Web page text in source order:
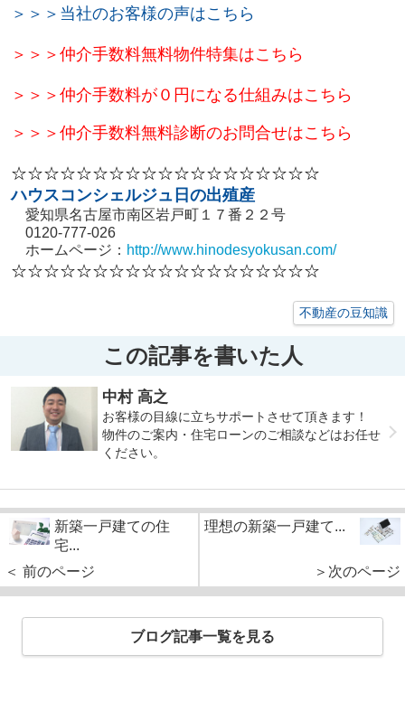
＞＞＞当社のお客様の声はこちら
＞＞＞ 仲介手数料無料物件特集はこちら
＞＞＞仲介手数料が０円になる仕組みはこちら
＞＞＞仲介手数料無料診断のお問合せはこちら
☆☆☆☆☆☆☆☆☆☆☆☆☆☆☆☆☆☆☆
ハウスコンシェルジュ日の出殖産
愛知県名古屋市南区岩戸町１７番２２号
0120-777-026
ホームページ： http://www.hinodesyokusan.com/
☆☆☆☆☆☆☆☆☆☆☆☆☆☆☆☆☆☆☆
不動産の豆知識
この記事を書いた人
中村 高之
お客様の目線に立ちサポートさせて頂きます！
物件のご案内・住宅ローンのご相談などはお任せ
ください。
新築一戸建ての住
宅...
＜ 前のページ
理想の新築一戸建て...
＞次のページ
ブログ記事一覧を見る